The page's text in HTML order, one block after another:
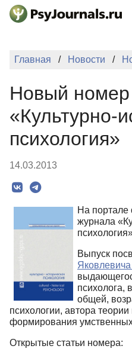
Перейти к основному
ПОДАТЬ
Регистрация
Главная Новости
Новый
«Культурно-
психология»
14.03.2013
На портале
журнала
Выпуск
психолога,
общей,
психологии, автора
формирования
Открытые статьи номера: